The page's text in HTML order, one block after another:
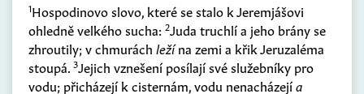
1Hospodinovo slovo, které se stalo k Jeremjášovi
ohledně velkého sucha: 2Juda truchlí a jeho brány se
zhroutily; v chmurách ležína zemi a křik Jeruzaléma
stoupá. 3Jejich vznešení posílají své služebníky pro
vodu; přicházejí k cisternám, vodu nenacházejía